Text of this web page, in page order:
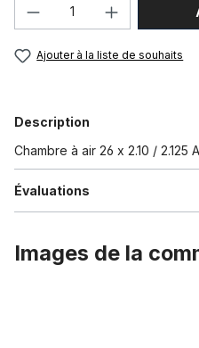
Quantité de
Ajouter à la liste de souhaits
Description
Chambre à air 26 x 2.10 /
Évaluations
Images de la